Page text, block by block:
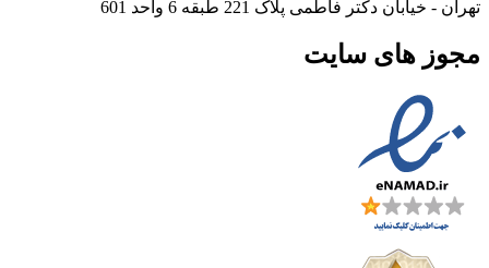
تهران - خیابان دکتر فاطمی پلاک 221 طبقه 6 واحد 601
مجوز های سایت